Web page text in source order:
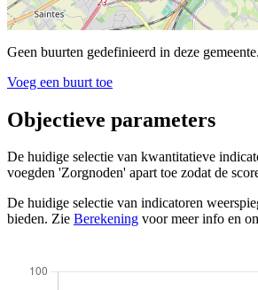
Geen buurten gedefinieerd in deze gemeente.
Voeg een buurt toe
Objectieve parameters
De huidige selectie van kwantitatieve
voegden 'Zorgnoden' apart toe zodat de
De huidige selectie van indicatoren
bieden. Zie Berekening voor meer info en